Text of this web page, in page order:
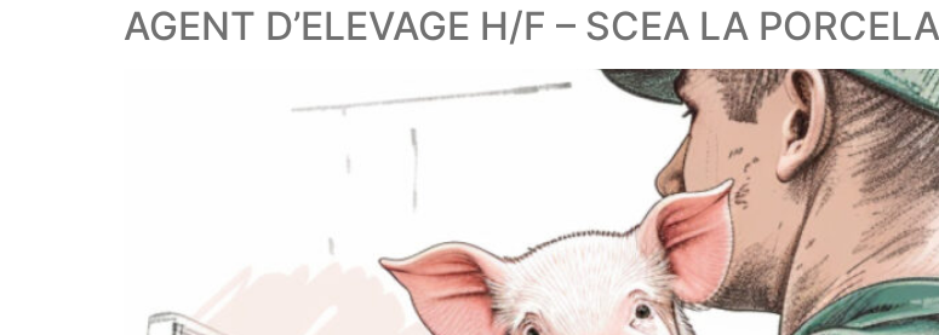
AGENT D’ELEVAGE H/F – SCEA LA